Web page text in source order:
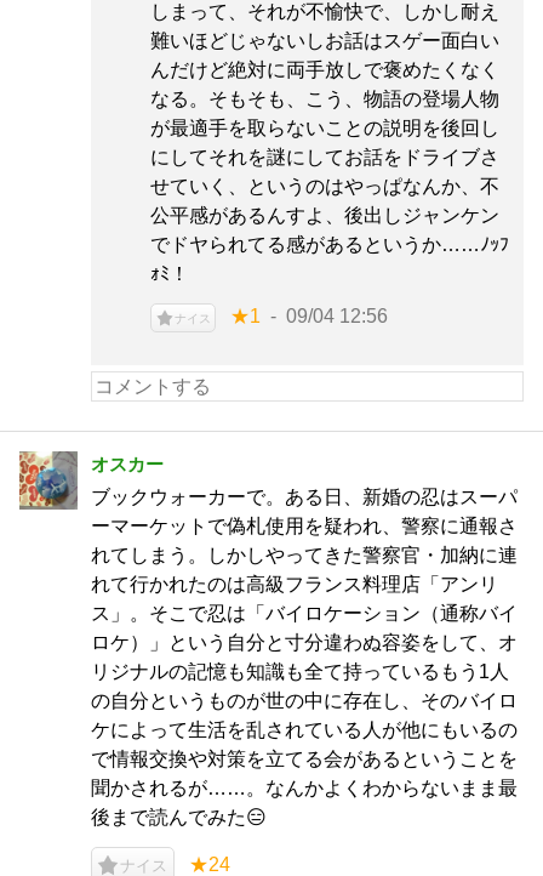
しまって、それが不愉快で、しかし耐え
難いほどじゃないしお話はスゲー面白い
んだけど絶対に両手放しで褒めたくなく
なる。そもそも、こう、物語の登場人物
が最適手を取らないことの説明を後回し
にしてそれを謎にしてお話をドライブさ
せていく、というのはやっぱなんか、不
公平感があるんすよ、後出しジャンケン
でドヤられてる感があるというか……ﾉｯﾌ
ｫﾐ！
ナイス ★1 09/04 12:56
オスカー
ブックウォーカーで。ある日、新婚の忍はスーパ
ーマーケットで偽札使用を疑われ、警察に通報さ
れてしまう。しかしやってきた警察官・加納に連
れて行かれたのは高級フランス料理店「アンリ
ス」。そこで忍は「バイロケーション（通称バイ
ロケ）」という自分と寸分違わぬ容姿をして、オ
リジナルの記憶も知識も全て持っているもう1人
の自分というものが世の中に存在し、そのバイロ
ケによって生活を乱されている人が他にもいるの
で情報交換や対策を立てる会があるということを
聞かされるが……。なんかよくわからないまま最
後まで読んでみた😑
ナイス ★24